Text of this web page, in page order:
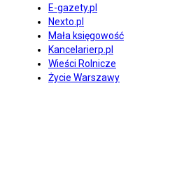
E-gazety.pl
Nexto.pl
Mała księgowość
Kancelarierp.pl
Wieści Rolnicze
Życie Warszawy